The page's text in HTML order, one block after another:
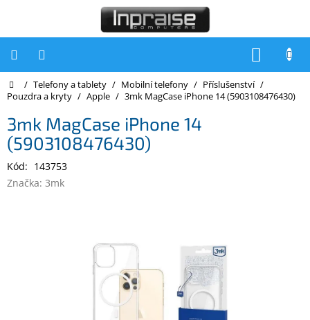
Počítače
Inpraise
Notebooky
Tiskárny
Domů
/ Telefony a tablety / Mobilní telefony / Příslušenství /
Pouzdra a kryty / Apple / 3mk MagCase iPhone 14 (5903108476430)
3mk MagCase iPhone 14
(5903108476430)
Kód: 143753
Značka: 3mk